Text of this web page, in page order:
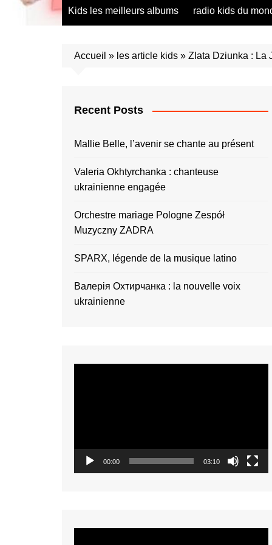
radio saumur Maine et Loire
présentation de
talents – English
présentation de
présentation de
talents –
présentation de
talents –
présentation de
présentation de
présentation de
talents – Español
présentation de
talents –
présentation de
présentation de
présentation de
présentation de
présentation de
présentation de
talents – Polski
présentation de
Kids les meilleurs albums radio kids du
Accueil » les article kids » Zlata Dziunka : La
Recent Posts
Mallie Belle, l’avenir se chante au présent
Valeria Okhtyrchanka : chanteuse
ukrainienne engagée
Orchestre mariage Pologne Zespół
Muzyczny ZADRA
SPARX, légende de la musique latino
Валерія Охтирчанка : la nouvelle voix
ukrainienne
00:00 03:10